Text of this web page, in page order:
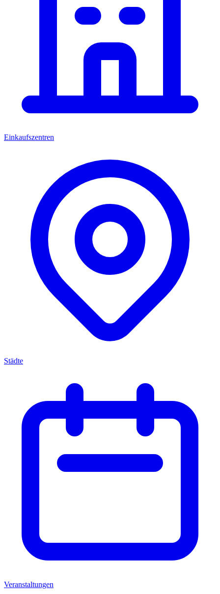
Einkaufszentren
Städte
Veranstaltungen